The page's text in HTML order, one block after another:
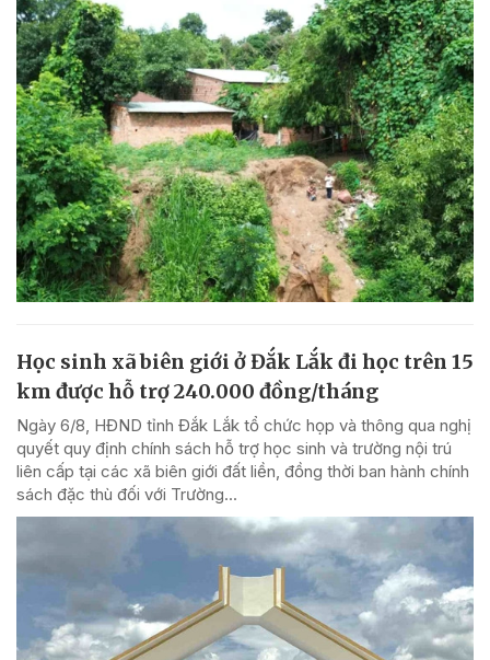
Học sinh xã biên giới ở Đắk Lắk đi học trên 15
km được hỗ trợ 240.000 đồng/tháng
Ngày 6/8, HĐND tỉnh Đắk Lắk tổ chức họp và thông qua nghị
quyết quy định chính sách hỗ trợ học sinh và trường nội trú
liên cấp tại các xã biên giới đất liền, đồng thời ban hành chính
sách đặc thù đối với Trường...